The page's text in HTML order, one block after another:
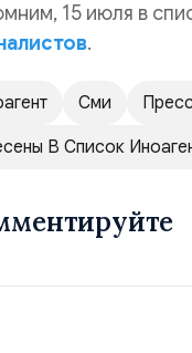
15 июля в
.
Сми
В Список